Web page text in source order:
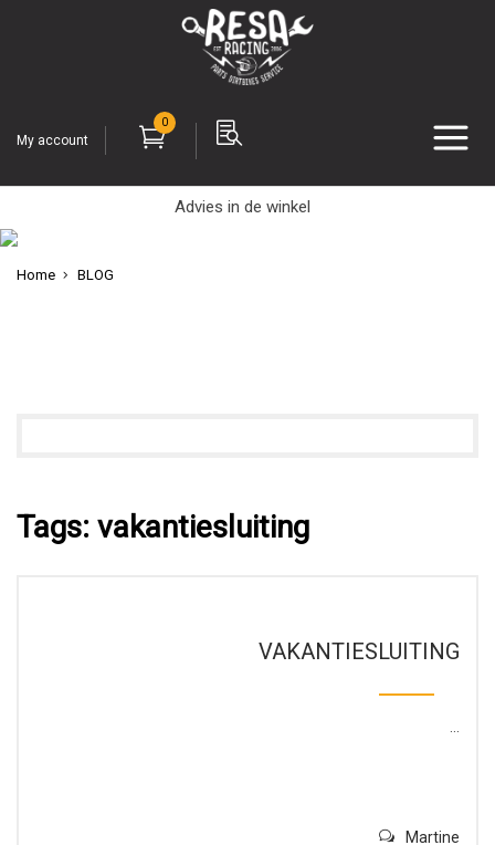
My account
0
Advies in de winkel
Home BLOG
Tags: vakantiesluiting
VAKANTIESLUITING
Martine